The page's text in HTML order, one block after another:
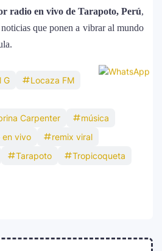
radio en vivo de Tarapoto, Perú,
noticias que ponen a vibrar al mundo
G
Locaza FM
Carpenter
música
en vivo
remix viral
Tarapoto Tropicoqueta